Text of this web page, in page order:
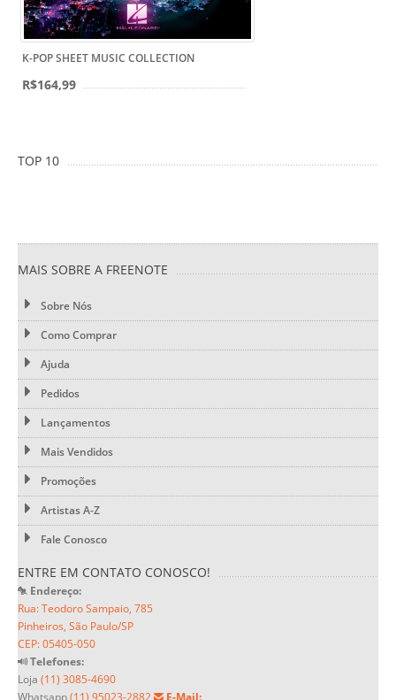
K-POP SHEET MUSIC COLLECTION
R$164,99
TOP 10
MAIS SOBRE A FREENOTE
Sobre Nós
Como Comprar
Ajuda
Pedidos
Lançamentos
Mais Vendidos
Promoções
Artistas A-Z
Fale Conosco
ENTRE EM CONTATO CONOSCO!
Endereço:
Rua: Teodoro Sampaio, 785
Pinheiros, São Paulo/SP
CEP: 05405-050
Telefones:
Loja (11) 3085-4690